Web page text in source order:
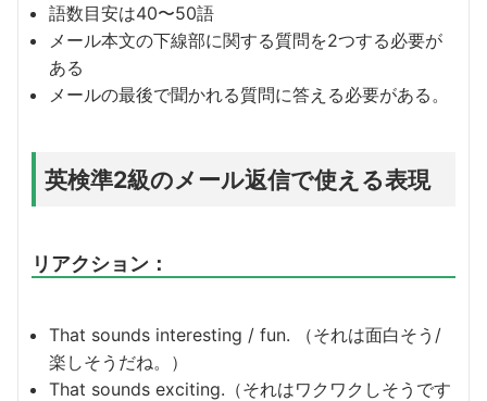
語数目安は40〜50語
メール本文の下線部に関する質問を2つする必要が
ある
メールの最後で聞かれる質問に答える必要がある。
英検準2級のメール返信で使える表現
リアクション：
That sounds interesting / fun. （それは面白そう/
楽しそうだね。）
That sounds exciting.（それはワクワクしそうです